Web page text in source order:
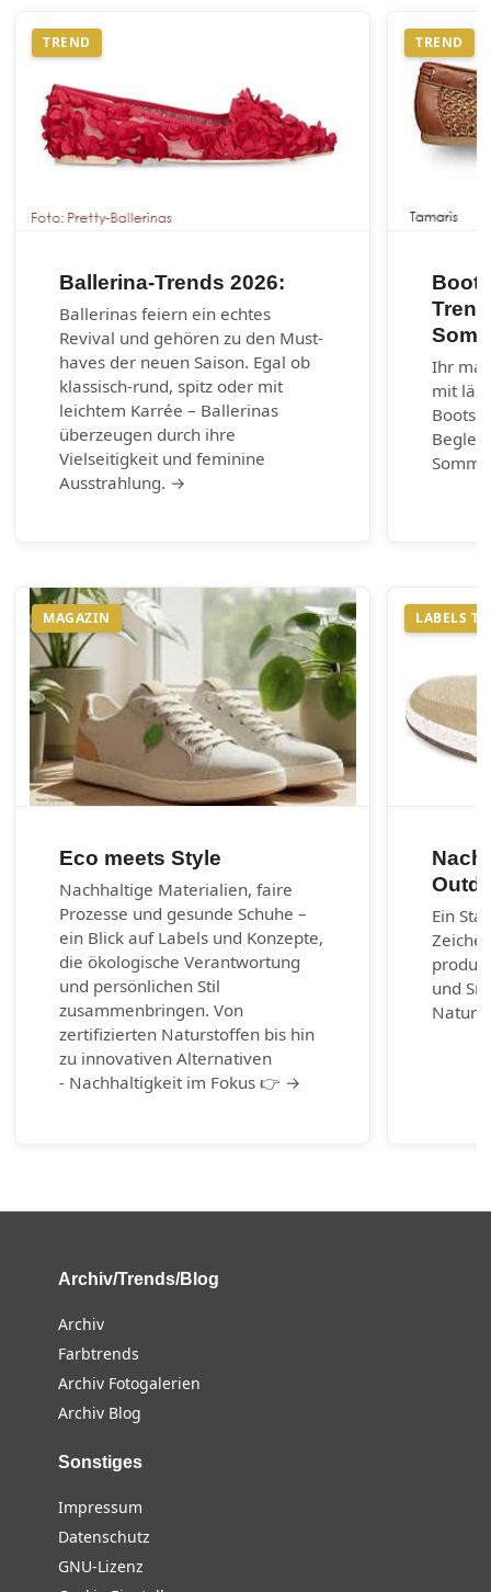
TREND
Ballerina-Trends 2026:
Ballerinas feiern ein echtes
Revival und gehören zu den Must-
haves der neuen Saison. Egal ob
klassisch-rund, spitz oder mit
leichtem Karrée – Ballerinas
überzeugen durch ihre
Vielseitigkeit und feminine
Ausstrahlung. →
TREND
Ihr
mit
MAGAZIN
Eco meets Style
Nachhaltige Materialien, faire
Prozesse und gesunde Schuhe –
ein Blick auf Labels und Konzepte,
die ökologische Verantwortung
und persönlichen Stil
zusammenbringen. Von
zertifizierten Naturstoffen bis hin
zu innovativen Alternativen
- Nachhaltigkeit im Fokus 👉 →
LABELS
Ein
und
Archiv/Trends/Blog
Archiv
Farbtrends
Archiv Fotogalerien
Archiv Blog
Sonstiges
Impressum
Datenschutz
GNU-Lizenz